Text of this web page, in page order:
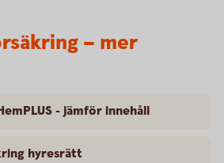
– mer
- jämför innehåll
hyresrätt